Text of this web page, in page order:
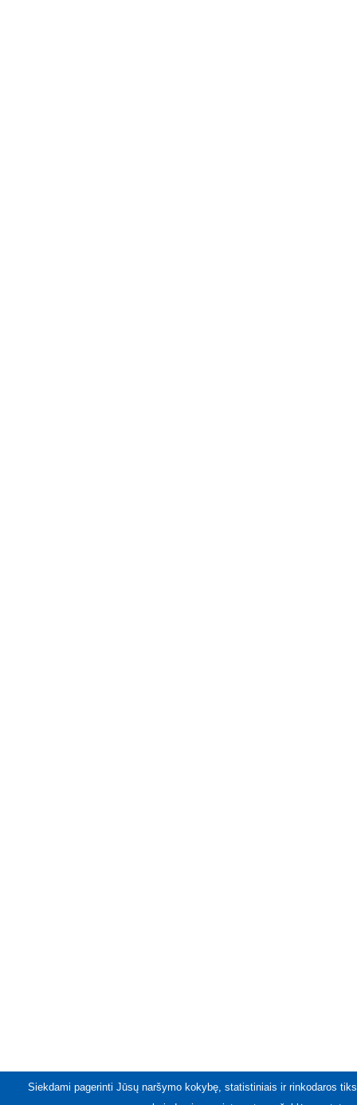
Siekdami pagerinti Jūsų naršymo kokybę, statistiniais ir rinkodaros